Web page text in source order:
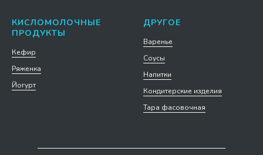
КИСЛОМОЛОЧНЫЕ
ПРОДУКТЫ
Кефир
Ряженка
Йогурт
ДРУГОЕ
Варенье
Соусы
Напитки
Кондитерские изделия
Тара фасовочная